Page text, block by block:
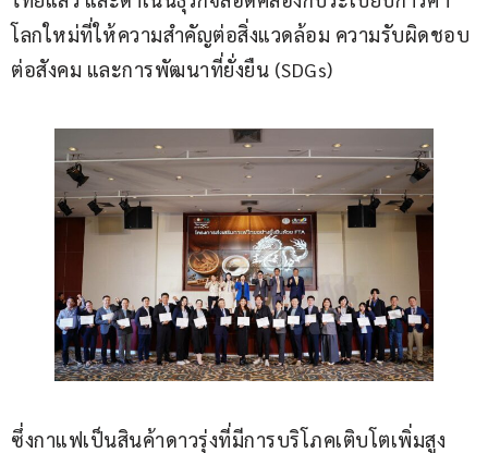
โลกใหม่ที่ให้ความสำคัญต่อสิ่งแวดล้อม ความรับผิดชอบ
ต่อสังคม และการพัฒนาที่ยั่งยืน (SDGs)
ซึ่งกาแฟเป็นสินค้าดาวรุ่งที่มีการบริโภคเติบโตเพิ่มสูง